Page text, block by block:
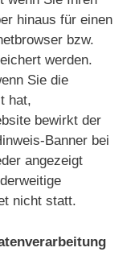
hinaus für einen
bzw.
werden.
Sie die
hat,
bewirkt der
Banner bei
angezeigt
nicht statt.